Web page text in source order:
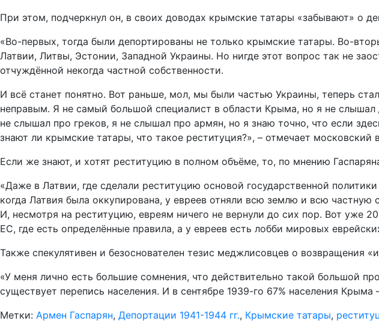
При этом, подчеркнул он, в своих доводах крымские татары «забывают» о
«Во-первых, тогда были депортированы не только крымские татары. Во-
Латвии, Литвы, Эстонии, Западной Украины. Но нигде этот вопрос так не
отчуждённой некогда частной собственности.
И всё станет понятно. Вот раньше, мол, мы были частью Украины, теперь
неправым. Я не самый большой специалист в области Крыма, но я не
не слышал про греков, я не слышал про армян, но я знаю точно, что если
знают ли крымские татары, что такое реституция?», – отмечает московский
Если же знают, и хотят реституцию в полном объёме, то, по мнению
«Даже в Латвии, где сделали реституцию основой государственной
когда Латвия была оккупирована, у евреев отняли всю землю и всю частную
И, несмотря на реституцию, евреям ничего не вернули до сих пор. Вот уже
ЕС, где есть определённые правила, а у евреев есть лобби мировых
Также спекулятивен и безоснователен тезис меджлисовцев о возвращения
«У меня лично есть большие сомнения, что действительно такой большой
существует перепись населения. И в сентябре 1939-го 67% населения
Метки: Армен Гаспарян, Депортации 1941-1944 гг., Крымские татары,